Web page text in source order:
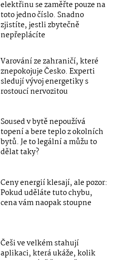
elektřinu se zaměřte pouze na
toto jedno číslo. Snadno
zjistíte, jestli zbytečně
nepřeplácíte
Varování ze zahraničí, které
znepokojuje Česko. Experti
sledují vývoj energetiky s
rostoucí nervozitou
Soused v bytě nepoužívá
topení a bere teplo z okolních
bytů. Je to legální a můžu to
dělat taky?
Ceny energií klesají, ale pozor:
Pokud uděláte tuto chybu,
cena vám naopak stoupne
Češi ve velkém stahují
aplikaci, která ukáže, kolik